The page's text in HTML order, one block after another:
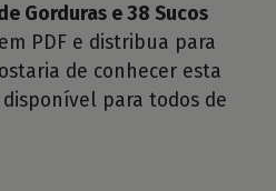
Gorduras e 38 Sucos
em PDF e distribua para
de conhecer esta
para todos de